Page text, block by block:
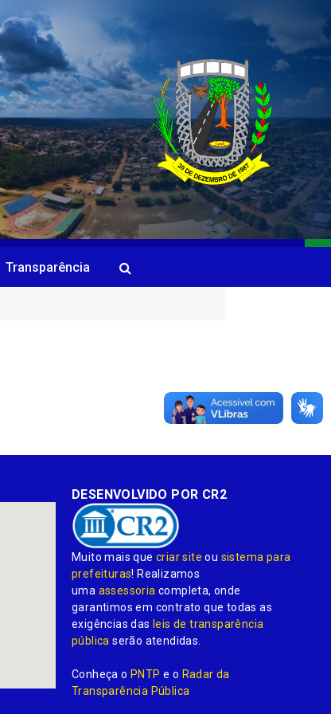
Transparência
DESENVOLVIDO POR CR2
Muito mais quecriar site ou sistema para
prefeituras! Realizamos
uma assessoria completa, onde
garantimos em contrato que todas as
exigências dasleis de transparência
pública serão atendidas.
Conheça oPNTP e o Radar da
Transparência Pública